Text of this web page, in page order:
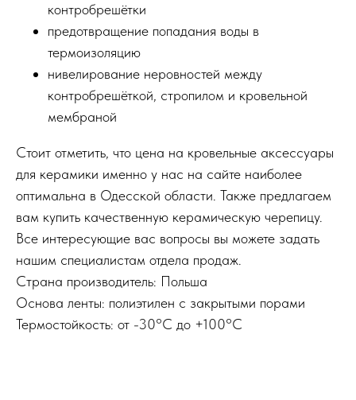
контробрешётки
предотвращение попадания воды в
термоизоляцию
нивелирование неровностей между
контробрешёткой, стропилом и кровельной
мембраной
Стоит отметить, что цена на кровельные аксессуары
для керамики именно у нас на сайте наиболее
оптимальна в Одесской области. Также предлагаем
вам купить качественную керамическую черепицу.
Все интересующие вас вопросы вы можете задать
нашим специалистам отдела продаж.
Страна производитель: Польша
Основа ленты: полиэтилен с закрытыми порами
Термостойкость: от -30°C до +100°C